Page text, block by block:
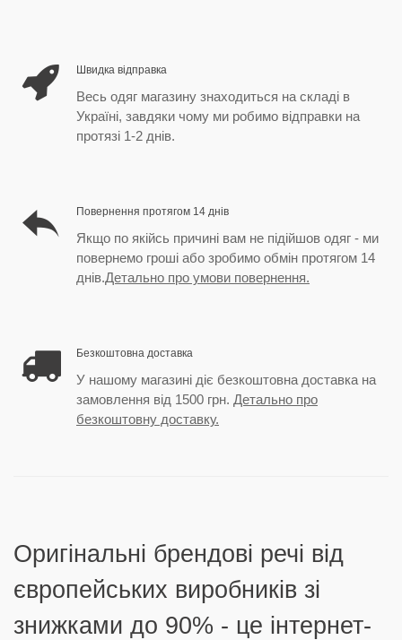
Швидка відправка
Весь одяг магазину знаходиться на складі в
Україні, завдяки чому ми робимо відправки на
протязі 1-2 днів.
Повернення протягом 14 днів
Якщо по якійсь причині вам не підійшов одяг - ми
повернемо гроші або зробимо обмін протягом 14
днів.Детально про умови повернення.
Безкоштовна доставка
У нашому магазині діє безкоштовна доставка на
замовлення від 1500 грн. Детально про
безкоштовну доставку.
Оригінальні брендові речі від
європейських виробників зі
знижками до 90% - це інтернет-